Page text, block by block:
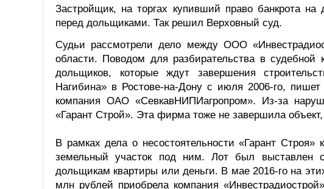
Застройщик, на торгах купивший право банкрота на
перед дольщиками. Так решил Верховный суд.
Судьи рассмотрели дело между ООО
области. Поводом для разбирательства в
дольщиков, которые ждут завершения
Нагибина» в Ростове-на-Дону с июля 2006-го,
компания ОАО «СевкавНИПИагропром». Из-за
«Гарант Строй». Эта фирма тоже не завершила
В рамках дела о несостоятельности «Гарант
земельный участок под ним. Лот был выставлен
дольщикам квартиры или деньги. В мае 2016-го на
млн рублей приобрела компания